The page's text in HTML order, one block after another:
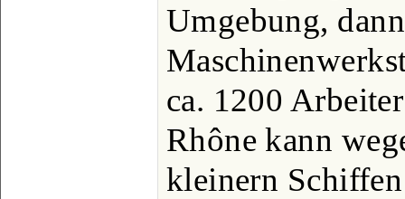
Umgebung,
ca. 1200
Rhône kann
kleinern